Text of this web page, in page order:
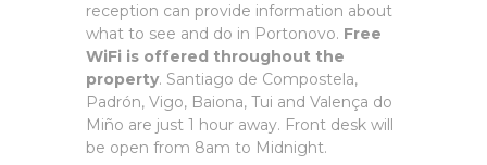
reception can provide information about
what to see and do in Portonovo. Free
WiFi is offered throughout the
property. Santiago de Compostela,
Padrón, Vigo, Baiona, Tui and Valença do
Miño are just 1 hour away. Front desk will
be open from 8am to Midnight.